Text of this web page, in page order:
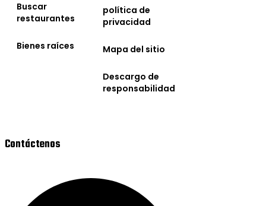
Buscar
restaurantes
Bienes raíces
política de
privacidad
Mapa del sitio
Descargo de
responsabilidad
Contáctenos